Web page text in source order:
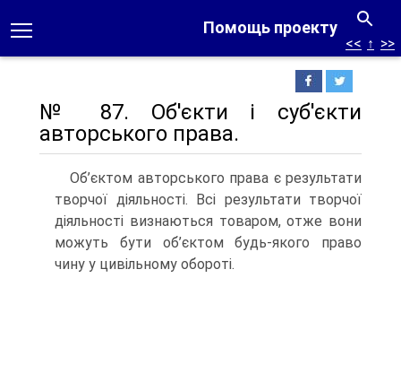
Помощь проекту
<< ↑ >>
№ 87. Об'єкти і суб'єкти
авторського права.
Об’єктом авторського права є результати
творчої діяльності. Всі результати творчої
діяльності визнаються товаром, отже вони
можуть бути об’єктом будь-якого право
чину у цивільному обороті.